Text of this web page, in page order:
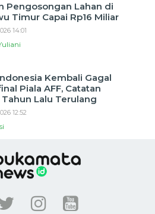
Pengosongan Lahan di
Timur Capai Rp16 Miliar
14:01
Kembali Gagal
Piala AFF, Catatan
Tahun Lalu Terulang
12:52